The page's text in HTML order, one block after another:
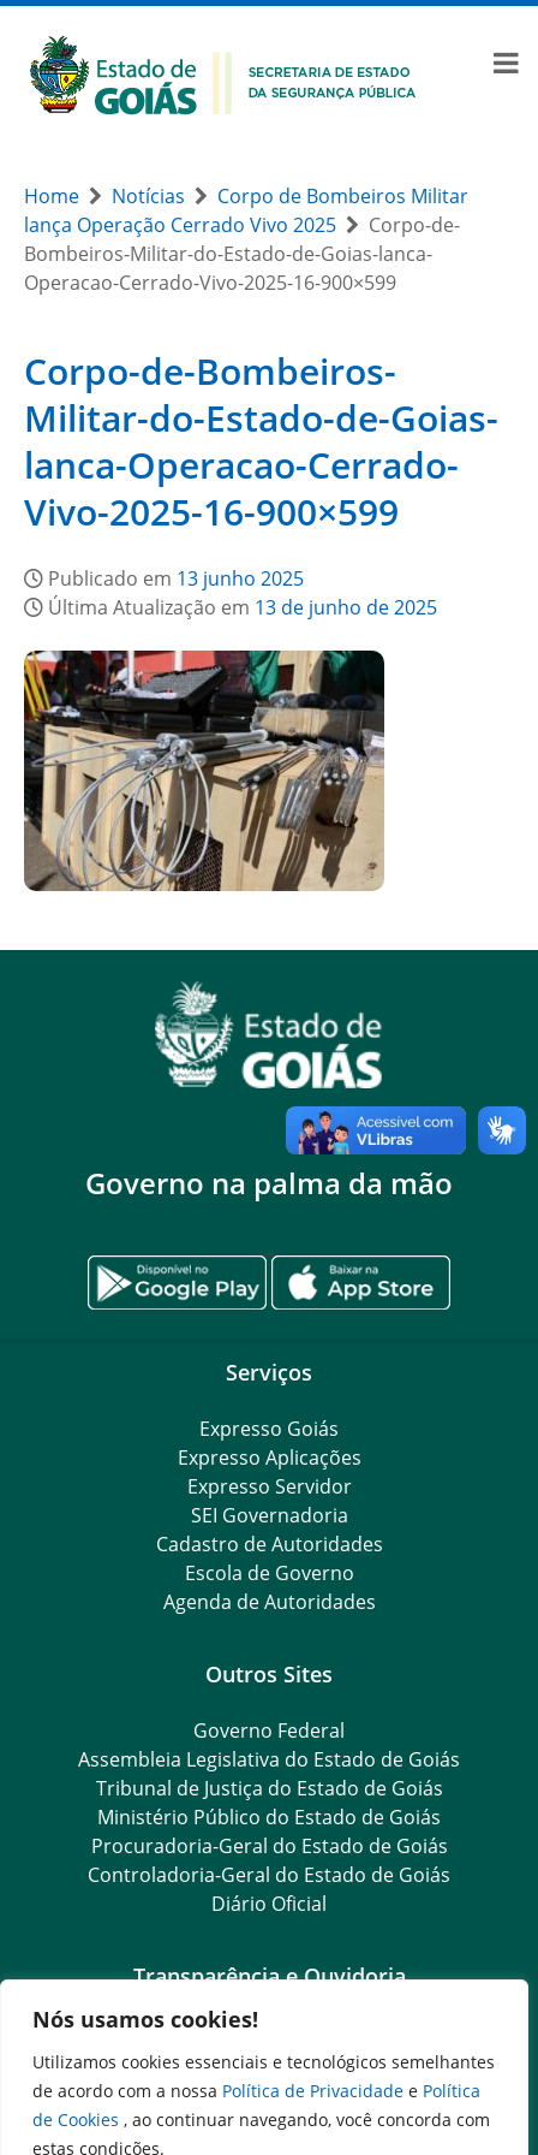
Nós usamos cookies!
Utilizamos cookies essenciais e tecnológicos semelhantes
de acordo com a nossa Política de Privacidade e Política
de Cookies , ao continuar navegando, você concorda com
estas condições.
Home Notícias
Corpo de Bombeiros Militar
lança Operação Cerrado Vivo 2025
Corpo-de-
Bombeiros-Militar-do-Estado-de-Goias-lanca-
Operacao-Cerrado-Vivo-2025-16-900×599
Corpo-de-Bombeiros-
Militar-do-Estado-de-Goias-
lanca-Operacao-Cerrado-
Vivo-2025-16-900×599
Publicado em 13 junho 2025
Última Atualização em 13 de junho de 2025
Governo na palma da mão
Serviços
Expresso Goiás
Expresso Aplicações
Expresso Servidor
SEI Governadoria
Cadastro de Autoridades
Escola de Governo
Agenda de Autoridades
Outros Sites
Governo Federal
Assembleia Legislativa do Estado de Goiás
Tribunal de Justiça do Estado de Goiás
Ministério Público do Estado de Goiás
Procuradoria-Geral do Estado de Goiás
Controladoria-Geral do Estado de Goiás
Diário Oficial
Transparência e Ouvidoria
LGPD
Goiás Transparência
Dados Abertos Goiás
e-SIC
SIC – Serviço de Informação ao Cidadão